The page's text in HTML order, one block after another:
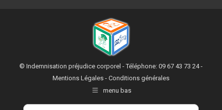
© Indemnisation préjudice corporel - Téléphone: 09 67 43 73 24 -
Mentions Légales - Conditions générales
menu bas